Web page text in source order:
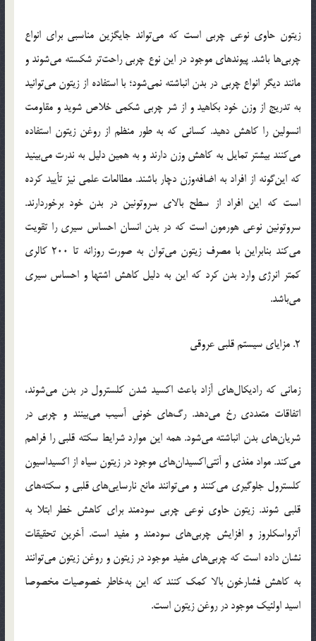
زیتون حاوی نوعی چربی است که می‌تواند جایگزین مناسبی برای انواع
چربی‌ها باشد. پیوندهای موجود در این نوع چربی راحت‌تر شکسته می‌شوند و
مانند دیگر انواع چربی در بدن انباشته نمی‌شود؛ با استفاده از زیتون می‌توانید
به تدریج از وزن خود بکاهید و از شر چربی شکمی خلاص شوید و مقاومت
انسولین را کاهش دهید. کسانی که به طور منظم از روغن زیتون استفاده
می‌کنند بیشتر تمایل به کاهش وزن دارند و به همین دلیل به ندرت می‌بینید
که این‌گونه از افراد به اضافه‌وزن دچار باشند. مطالعات علمی نیز تأیید کرده
است که این افراد از سطح بالای سروتونین در بدن خود برخوردارند.
سروتونین نوعی هورمون است که در بدن انسان احساس سیری را تقویت
می‌کند بنابراین با مصرف زیتون می‌توان به صورت روزانه تا 200 کالری
کمتر انرژی وارد بدن کرد که این به دلیل کاهش اشتها و احساس سیری
می‌باشد.
2. مزایای سیستم قلبی عروقی
زمانی که رادیکال‌های آزاد باعث اکسید شدن کلسترول در بدن می‌شوند،
اتفاقات متعددی رخ می‌دهد. رگ‌های خونی آسیب می‌بینند و چربی در
شریان‌های بدن انباشته می‌شود. همه این موارد شرایط سکته قلبی را فراهم
می‌کند. مواد مغذی و آنتی‌اکسیدان‌های موجود در زیتون سیاه از اکسیداسیون
کلسترول جلوگیری می‌کنند و می‌توانند مانع نارسایی‌های قلبی و سکته‌های
قلبی شوند. زیتون حاوی نوعی چربی سودمند برای کاهش خطر ابتلا به
آترواسکلروز و افزایش چربی‌های سودمند و مفید است. آخرین تحقیقات
نشان داده است که چربی‌های مفید موجود در زیتون و روغن زیتون می‌توانند
به کاهش فشارخون بالا کمک کنند که این به‌خاطر خصوصیات مخصوصا
اسید اولئیک موجود در روغن زیتون است.